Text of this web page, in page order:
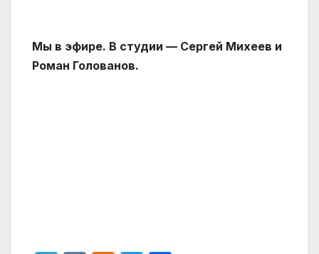
Мы в эфире. В студии — Сергей Михеев и
Роман Голованов.